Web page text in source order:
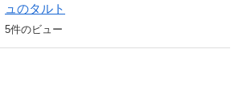
ュのタルト
5件のビュー